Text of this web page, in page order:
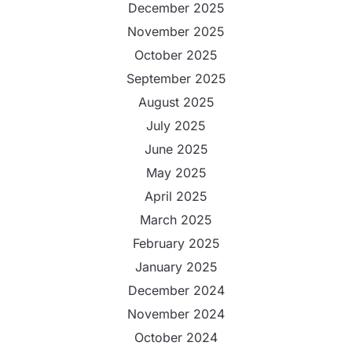
December 2025
November 2025
October 2025
September 2025
August 2025
July 2025
June 2025
May 2025
April 2025
March 2025
February 2025
January 2025
December 2024
November 2024
October 2024